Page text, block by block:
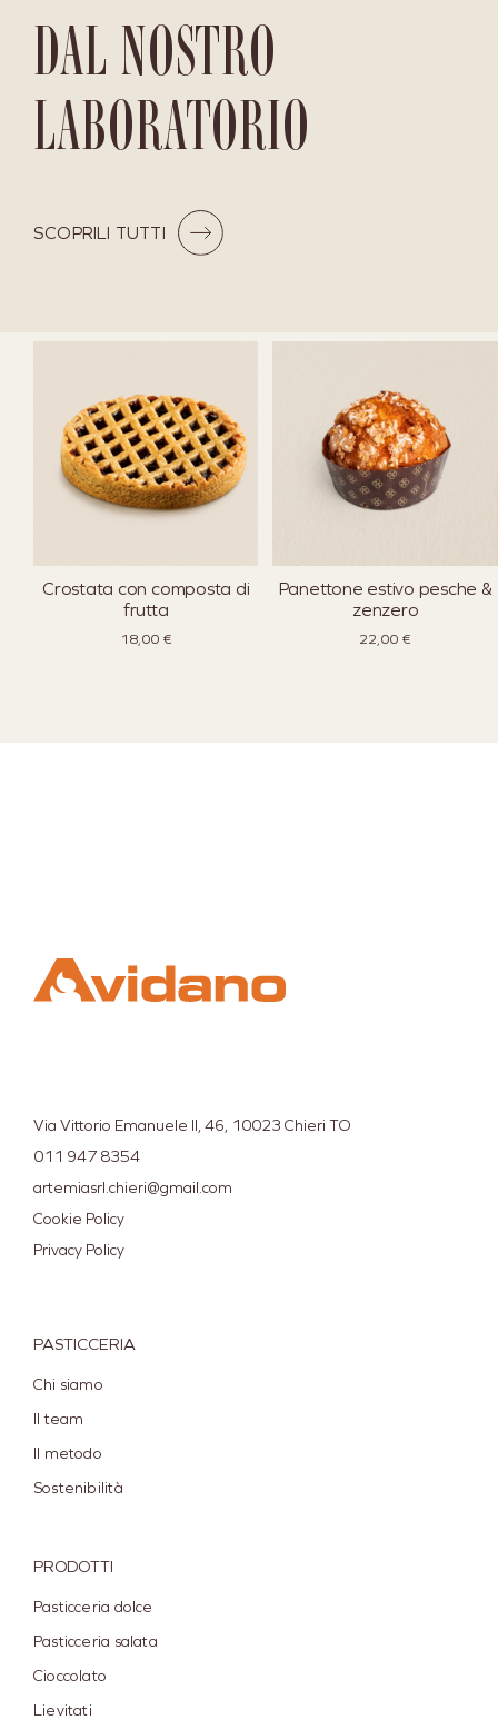
DAL NOSTRO
LABORATORIO
SCOPRILI TUTTI
Crostata con composta di
frutta
18,00 €
Panettone estivo pesche &
zenzero
22,00 €
Via Vittorio Emanuele II, 46, 10023 Chieri TO
011 947 8354
artemiasrl.chieri@gmail.com
Cookie Policy
Privacy Policy
PASTICCERIA
Chi siamo
Il team
Il metodo
Sostenibilità
PRODOTTI
Pasticceria dolce
Pasticceria salata
Cioccolato
Lievitati